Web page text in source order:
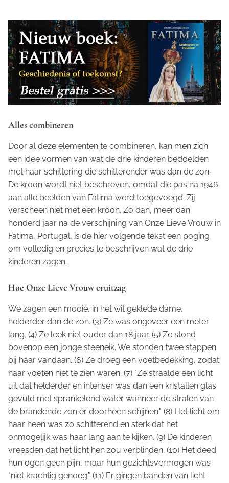
Alles combineren
Door al deze elementen te combineren, kan men zich
een idee vormen van wat de drie kinderen bedoelden
met haar schittering die schitterender was dan de zon.
De kroon wordt niet beschreven, omdat die pas na 1946
aan alle beelden van Fatima werd toegevoegd. Zij
verscheen niet met een kroon. Zo dan, meer dan
honderd jaar na de verschijning van Onze Lieve Vrouw in
Fatima, Portugal, is de hier volgende tekst een poging
om volledig en precies te beschrijven wat de drie
kinderen zagen.
Hoe Onze Lieve Vrouw eruitzag
We zagen een mooie, in het wit geklede dame,
helderder dan de zon. (3) Ze was ongeveer een meter
lang. (4) Ze leek niet ouder dan 18 jaar. (5) Ze stond
bovenop een jonge steeneik. We stonden twee stappen
bij haar vandaan. (6) Ze droeg een voetbedekking, zodat
haar voeten niet te zien waren. (7) "Ze straalde een licht
uit dat helderder en intenser was dan een kristallen glas
gevuld met sprankelend water wanneer de stralen van
de brandende zon er doorheen schijnen." (8) Het licht om
haar heen was zo schitterend en sterk dat het
onmogelijk was haar lang aan te kijken. (9) De kinderen
vreesden dat het licht hen zou verblinden. (10) Het deed
hun ogen geen pijn, maar hun gezichtsvermogen was
"niet krachtig genoeg." (11) Er gingen banden van licht